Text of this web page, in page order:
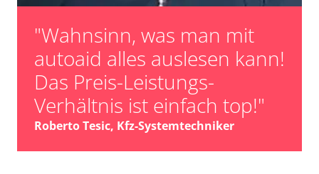
"Wahnsinn, was man mit
autoaid alles auslesen kann!
Das Preis-Leistungs-
Verhältnis ist einfach top!"
Roberto Tesic, Kfz-Systemtechniker